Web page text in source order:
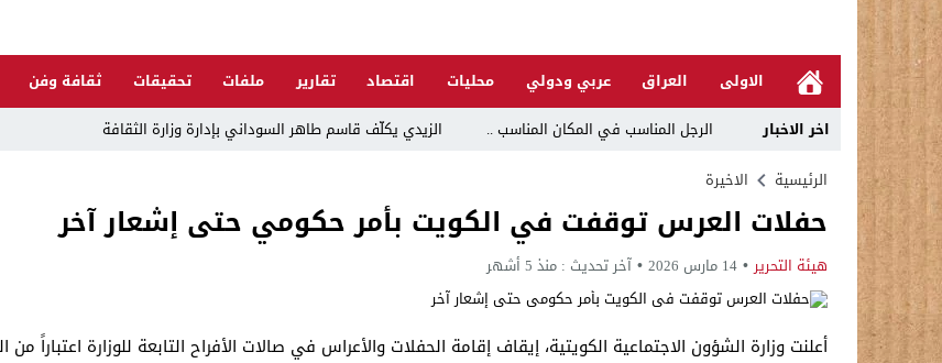
الاولى العراق عربي ودولي محليات اقتصاد تقارير ملفات تحقيقات ثقافة وفن
اخر الاخبار
الرجل المناسب في المكان المناسب ..
الزيدي يكلّف قاسم طاهر السوداني بإدارة وزارة الثقافة
قراءة نقدية في مرثية الوصل للكاتب عباس الزركاني….. د. علاء صابر الموسوي
تحت عنوان “أقلام للمأجورين وسقوط في فخ الإفلاس الإعلامي”: ردٌّ صريح على افتراءات سمير الشكرجي
في لقاء يجمع صانع المحتوى العراقي علي عادل مع الدبلوماسي الأمريكي السابق جوي هود (Joey Hood)، السفير الأمريكي السابق لدى تونس، والذي شغل سابقًا منصب القائم بأعمال مساعد وزير الخارجية الأمريكي لشؤون الشرق الاوسط.
العراق: لا تهديد على الحدود مع سوريا وتحركات القوات السورية تتم بالتنسيق معنا
بينهم ضابطان.. توقيف أربعة منتسبين بشرطة النجف بتهمة “هتك عرض” فتاة داخل مركز شرطة
تسريبات من
الرئيسية الاخيرة
حفلات العرس توقفت في الكويت بأمر حكومي حتى إشعار آخر
هيئة التحرير 14 مارس 2026 آخر تحديث : منذ 5 أشهر
أعلنت وزارة الشؤون الاجتماعية الكويتية، إيقاف إقامة الحفلات والأعراس في صالات الأفراح التابعة للوزارة اعتباراً